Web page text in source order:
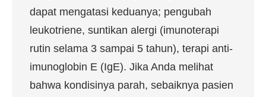
dapat mengatasi keduanya; pengubah
leukotriene, suntikan alergi (imunoterapi
rutin selama 3 sampai 5 tahun), terapi anti-
imunoglobin E (IgE). Jika Anda melihat
bahwa kondisinya parah, sebaiknya pasien